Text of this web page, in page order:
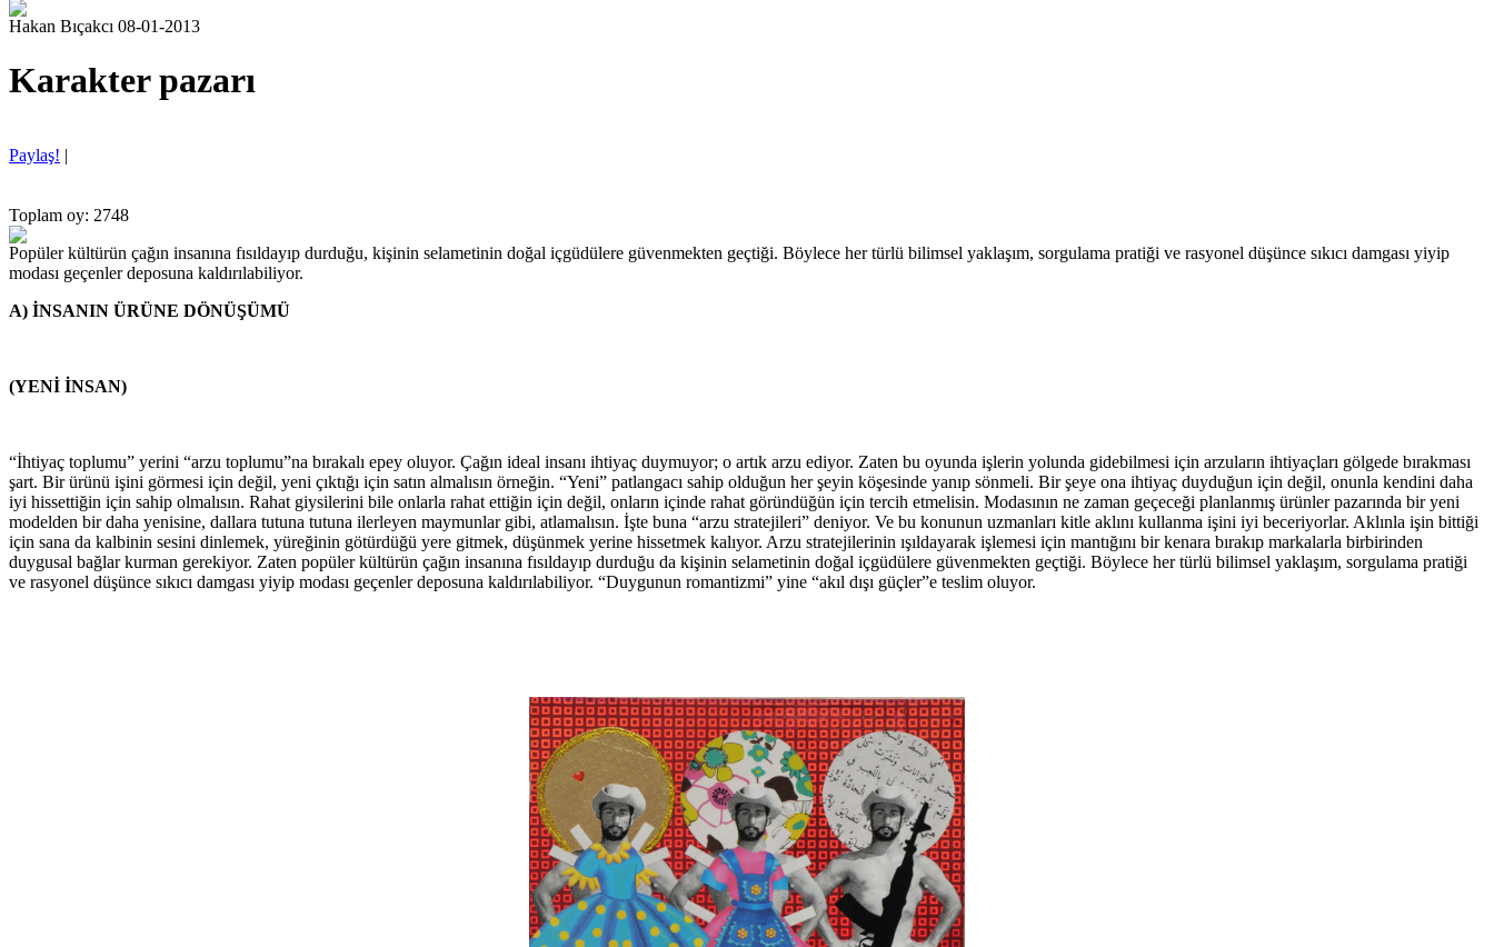
Hakan Bıçakcı 08-01-2013
Karakter pazarı
Paylaş! |
Toplam oy: 2748
Popüler kültürün çağın insanına fısıldayıp durduğu, kişinin selametinin doğal içgüdülere güvenmekten geçtiği. Böylece her türlü bilimsel yaklaşım, sorgulama pratiği ve rasyonel düşünce sıkıcı damgası yiyip
modası geçenler deposuna kaldırılabiliyor.
A) İNSANIN ÜRÜNE DÖNÜŞÜMÜ
(YENİ İNSAN)
“İhtiyaç toplumu” yerini “arzu toplumu”na bırakalı epey oluyor. Çağın ideal insanı ihtiyaç duymuyor; o artık arzu ediyor. Zaten bu oyunda işlerin yolunda gidebilmesi için arzuların ihtiyaçları gölgede bırakması
şart. Bir ürünü işini görmesi için değil, yeni çıktığı için satın almalısın örneğin. “Yeni” patlangacı sahip olduğun her şeyin köşesinde yanıp sönmeli. Bir şeye ona ihtiyaç duyduğun için değil, onunla kendini daha
iyi hissettiğin için sahip olmalısın. Rahat giysilerini bile onlarla rahat ettiğin için değil, onların içinde rahat göründüğün için tercih etmelisin. Modasının ne zaman geçeceği planlanmış ürünler pazarında bir yeni
modelden bir daha yenisine, dallara tutuna tutuna ilerleyen maymunlar gibi, atlamalısın. İşte buna “arzu stratejileri” deniyor. Ve bu konunun uzmanları kitle aklını kullanma işini iyi beceriyorlar. Aklınla işin bittiği
için sana da kalbinin sesini dinlemek, yüreğinin götürdüğü yere gitmek, düşünmek yerine hissetmek kalıyor. Arzu stratejilerinin ışıldayarak işlemesi için mantığını bir kenara bırakıp markalarla birbirinden
duygusal bağlar kurman gerekiyor. Zaten popüler kültürün çağın insanına fısıldayıp durduğu da kişinin selametinin doğal içgüdülere güvenmekten geçtiği. Böylece her türlü bilimsel yaklaşım, sorgulama pratiği
ve rasyonel düşünce sıkıcı damgası yiyip modası geçenler deposuna kaldırılabiliyor. “Duygunun romantizmi” yine “akıl dışı güçler”e teslim oluyor.